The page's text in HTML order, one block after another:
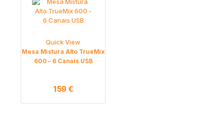
Quick View
Mesa Mistura Alto TrueMix
600 – 6 Canais USB
159 €